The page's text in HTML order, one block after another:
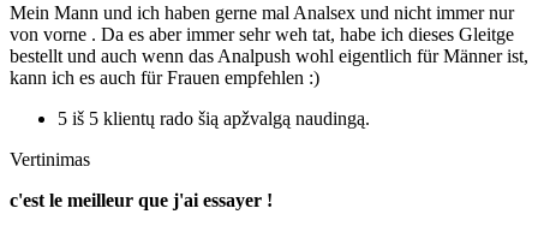
Mein Mann und ich haben gerne mal Analsex und nicht immer nur
von vorne . Da es aber immer sehr weh tat, habe ich dieses Gleitge
bestellt und auch wenn das Analpush wohl eigentlich für Männer ist,
kann ich es auch für Frauen empfehlen :)
5 iš 5 klientų rado šią apžvalgą naudingą.
Vertinimas
c'est le meilleur que j'ai essayer !